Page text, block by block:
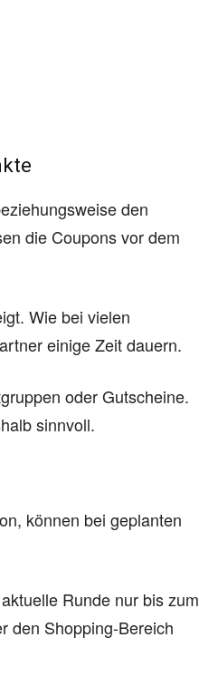
den
die Coupons vor dem
Wie bei vielen
einige Zeit dauern.
oder Gutscheine.
sinnvoll.
können bei geplanten
Runde nur bis zum
den Shopping-Bereich